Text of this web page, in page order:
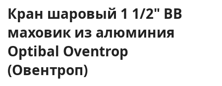
Кран шаровый 1 1/2" ВВ
маховик из алюминия
Optibal Oventrop
(Овентроп)